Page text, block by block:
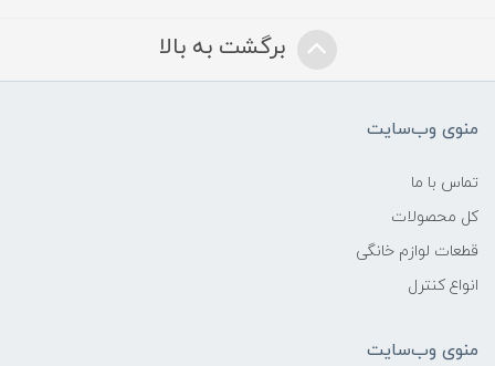
برگشت به بالا
منوی وب‌سایت
تماس با ما
کل محصولات
قطعات لوازم خانگی
انواع کنترل
منوی وب‌سایت